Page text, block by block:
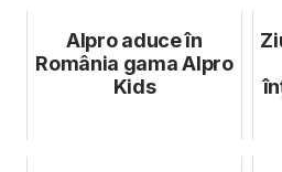
Alpro aduce în
România gama Alpro
Kids